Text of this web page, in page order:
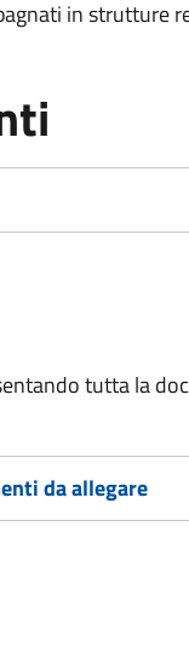
in strutture
tutta la
da allegare